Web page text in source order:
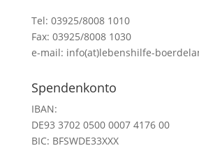
Tel: 03925/8008 1010
Fax: 03925/8008 1030
e-mail: info(at)lebenshilfe-
Spendenkonto
IBAN:
DE93 3702 0500 0007 4176 00
BIC: BFSWDE33XXX